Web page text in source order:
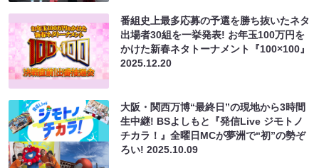
番組史上最多応募の予選を勝ち抜いたネタ
出場者30組を一挙発表! お年玉100万円を
かけた新春ネタトーナメント『100×100』
2025.12.20
大阪・関西万博“最終日”の現地から3時間
生中継! BSよしもと『発信Live ジモトノ
チカラ！』全曜日MCが夢洲で“初”の勢ぞ
ろい!2025.10.09